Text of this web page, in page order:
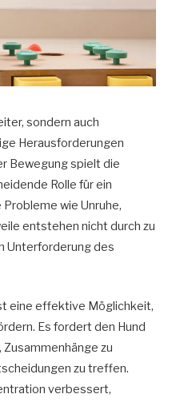
sondern auch
Herausforderungen
Bewegung spielt die
Rolle für ein
wie Unruhe,
entstehen nicht durch zu
Unterforderung des
eine effektive Möglichkeit,
Es fordert den Hund
Zusammenhänge zu
zu treffen.
verbessert,